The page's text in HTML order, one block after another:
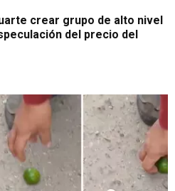
crear grupo de alto nivel
del precio del